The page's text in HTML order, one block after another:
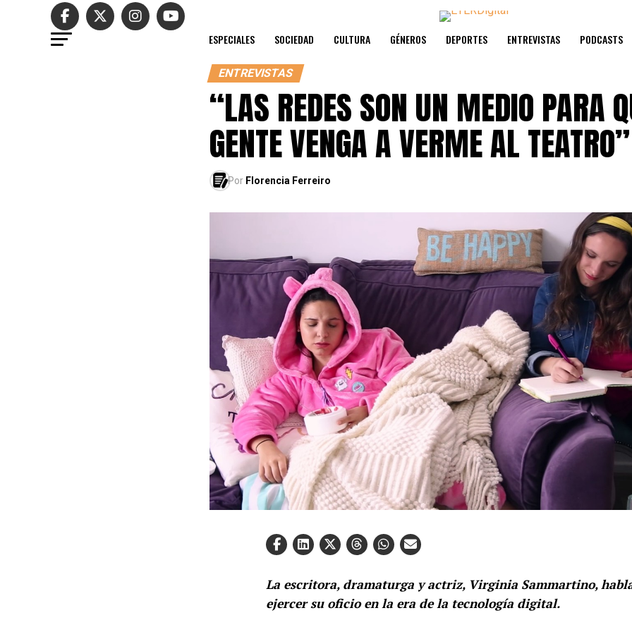
ESPECIALES SOCIEDAD CULTURA GÉNEROS DEPORTES ENTREVISTAS PODCASTS
ENTREVISTAS
“LAS REDES SON UN MEDIO PARA
GENTE VENGA A VERME AL TEATRO”
Por Florencia Ferreiro
La escritora, dramaturga y actriz, Virginia Sammartino,
ejercer su oficio en la era de la tecnología digital.